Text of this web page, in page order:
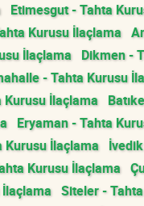
Etimesgut - Tahta
Kurusu İlaçlama
İlaçlama Dikmen -
- Tahta Kurusu
Kurusu İlaçlama
Eryaman - Tahta
Kurusu İlaçlama
Kurusu İlaçlama
Siteler -